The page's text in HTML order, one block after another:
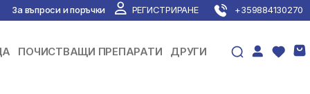
За въпроси и поръчки РЕГИСТРИРАНЕ +359884130270
ПОЧИСТВАЩИ ПРЕПАРАТИ ДРУГИ